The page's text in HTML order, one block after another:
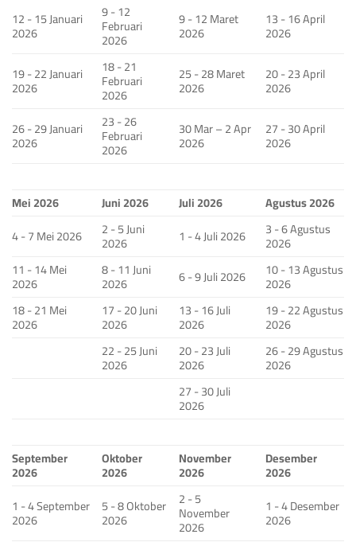
12 - 15 Januari
2026
9 - 12
Februari
2026
9 - 12 Maret
2026
13 - 16 April
2026
19 - 22 Januari
2026
18 - 21
Februari
2026
25 - 28 Maret
2026
20 - 23 April
2026
26 - 29 Januari
2026
23 - 26
Februari
2026
30 Mar – 2 Apr
2026
27 - 30 April
2026
Mei 2026 Juni 2026 Juli 2026
Agustus 2026
4 - 7 Mei 2026
2 - 5 Juni
2026 1 - 4 Juli 2026 3 - 6 Agustus
2026
11 - 14 Mei
2026
8 - 11 Juni
2026 6 - 9 Juli 2026 10 - 13 Agustus
2026
18 - 21 Mei
2026
17 - 20 Juni
2026
13 - 16 Juli
2026
19 - 22 Agustus
2026
22 - 25 Juni
2026
20 - 23 Juli
2026
26 - 29 Agustus
2026
27 - 30 Juli
2026
September
2026
Oktober
2026
November
2026
Desember
2026
1 - 4 September
2026
5 - 8 Oktober
2026
2 - 5
November
2026
1 - 4 Desember
2026